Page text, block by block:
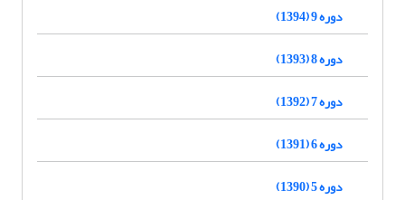
دوره 9 (1394)
دوره 8 (1393)
دوره 7 (1392)
دوره 6 (1391)
دوره 5 (1390)